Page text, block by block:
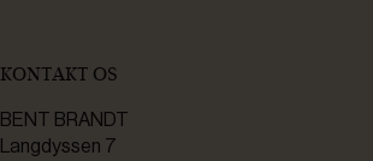
KONTAKT OS
BENT BRANDT
Langdyssen 7